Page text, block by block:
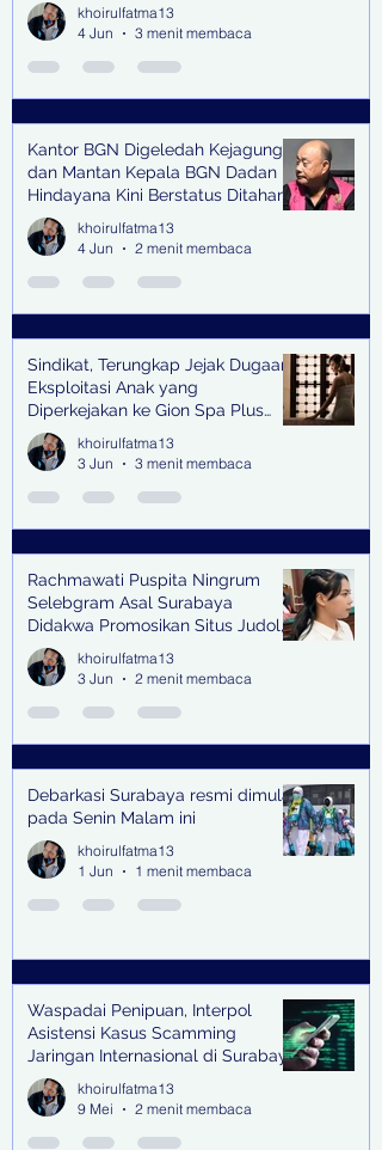
khoirulfatma13
4 Jun
3 menit membaca
Kantor BGN Digeledah Kejagung
dan Mantan Kepala BGN Dadan
Hindayana Kini Berstatus Ditahan
khoirulfatma13
4 Jun
2 menit membaca
Sindikat, Terungkap Jejak Dugaan
Eksploitasi Anak yang
Diperkejakan ke Gion Spa Plus
and Pub Surabaya,
khoirulfatma13
3 Jun
3 menit membaca
Rachmawati Puspita Ningrum
Selebgram Asal Surabaya
Didakwa Promosikan Situs Judol,
Raup Rp2 Juta dari Tiga Kali
Endorse
khoirulfatma13
3 Jun
2 menit membaca
Debarkasi Surabaya resmi dimulai
pada Senin Malam ini
khoirulfatma13
1 Jun
1 menit membaca
Waspadai Penipuan, Interpol
Asistensi Kasus Scamming
Jaringan Internasional di Surabaya
khoirulfatma13
9 Mei
2 menit membaca